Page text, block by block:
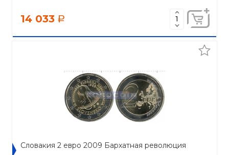
14 033 a
Словакия 2 евро 2009 Бархатная революция